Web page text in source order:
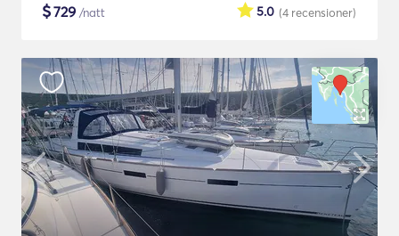
$729 /natt (4 recensioner)
5.0